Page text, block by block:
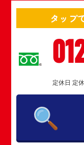
タップ
定休日 定